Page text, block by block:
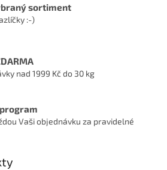
sortiment
:-)
nad 1999 Kč do 30 kg
Vaši objednávku za pravidelné